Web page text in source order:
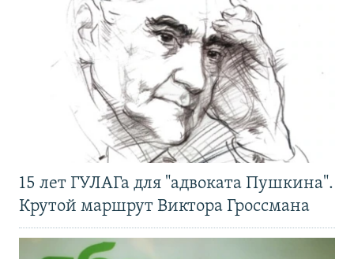
15 лет ГУЛАГа для "адвоката Пушкина".
Крутой маршрут Виктора Гроссмана